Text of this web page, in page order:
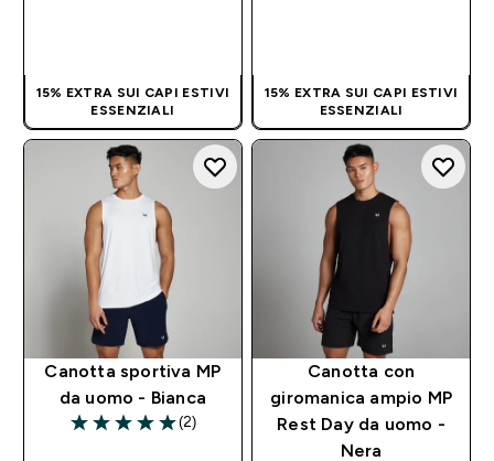
15% EXTRA SUI CAPI ESTIVI
ESSENZIALI
15% EXTRA SUI CAPI ESTIVI
ESSENZIALI
Canotta sportiva MP
da uomo - Bianca
5 out of 5 stars
(2)
Canotta con
giromanica ampio MP
Rest Day da uomo -
Nera